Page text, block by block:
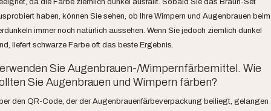
da die Farbe ziemlich dunkel ausfällt. Sobald Sie das Braun-Set
haben, können Sie sehen, ob Ihre Wimpern und Augenbrauen beim
immer noch natürlich aussehen. Wenn Sie jedoch ziemlich dunkel
liefert schwarze Farbe oft das beste Ergebnis.
Sie Augenbrauen-/Wimpernfärbemittel. Wie
Sie Augenbrauen und Wimpern färben?
den QR-Code, der der Augenbrauenfärbeverpackung beiliegt, gelangen